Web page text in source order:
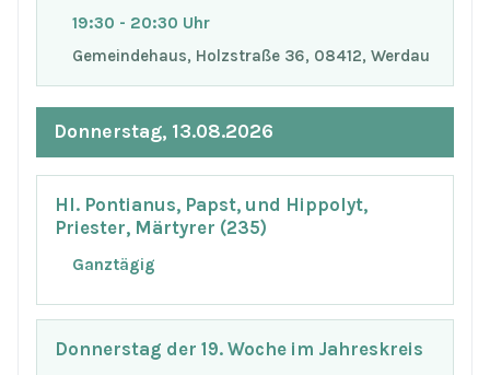
19:30 - 20:30 Uhr
Gemeindehaus, Holzstraße 36, 08412, Werdau
Donnerstag, 13.08.2026
Hl. Pontianus, Papst, und Hippolyt,
Priester, Märtyrer (235)
Ganztägig
Donnerstag der 19. Woche im Jahreskreis